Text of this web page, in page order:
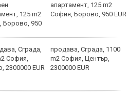
апартамент, 125 m2
София, Борово, 950 EUR
продава, Сграда, 1100
m2 София, Център,
2300000 EUR